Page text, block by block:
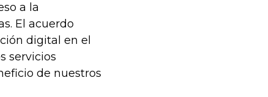
a la
El acuerdo
digital en el
servicios
de nuestros